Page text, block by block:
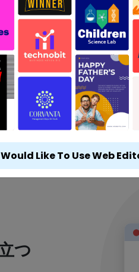
つ
Would Like To Use Web